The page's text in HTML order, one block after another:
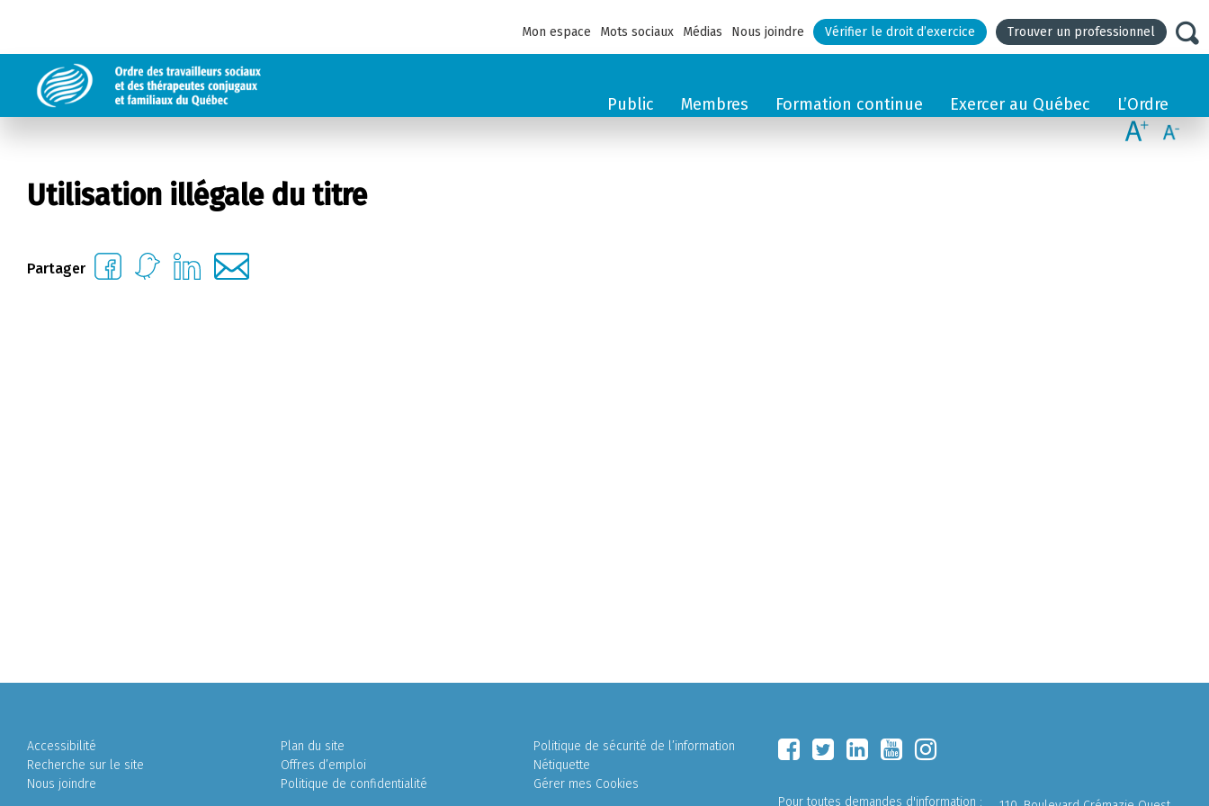
Mon espace Mots sociaux Médias Nous joindre Vérifier le droit d’exercice Trouver un professionnel
Public Membres Formation continue Exercer au Québec L’Ordre
Utilisation illégale du titre
Partager
Accessibilité
Recherche sur le site
Nous joindre
Plan du site
Offres d’emploi
Politique de confidentialité
Politique de sécurité de l’information
Nétiquette
Gérer mes Cookies
Pour toutes demandes d'information :